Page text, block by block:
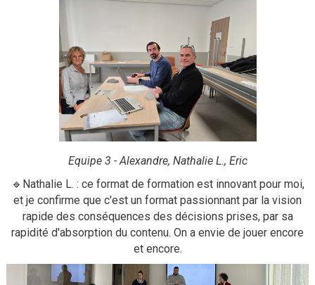
Equipe 3 - Alexandre, Nathalie L., Eric
🔹Nathalie L. : ce format de formation est innovant pour moi,
et je confirme que c'est un format passionnant par la vision
rapide des conséquences des décisions prises, par sa
rapidité d'absorption du contenu. On a envie de jouer encore
et encore.